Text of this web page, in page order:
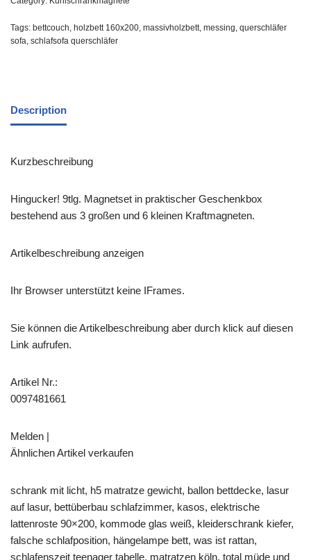
Tags: bettcouch, holzbett 160x200, massivholzbett, messing, querschläfer
sofa, schlafsofa querschläfer
Description
Kurzbeschreibung
Hingucker! 9tlg. Magnetset in praktischer Geschenkbox
bestehend aus 3 großen und 6 kleinen Kraftmagneten.
Artikelbeschreibung anzeigen
Ihr Browser unterstützt keine IFrames.
Sie können die Artikelbeschreibung aber durch klick auf diesen
Link aufrufen.
Artikel Nr.:
0097481661
Melden |
Ähnlichen Artikel verkaufen
schrank mit licht, h5 matratze gewicht, ballon bettdecke, lasur
auf lasur, bettüberbau schlafzimmer, kasos, elektrische
lattenroste 90×200, kommode glas weiß, kleiderschrank kiefer,
falsche schlafposition, hängelampe bett, was ist rattan,
schlafenszeit teenager tabelle, matratzen köln, total müde und